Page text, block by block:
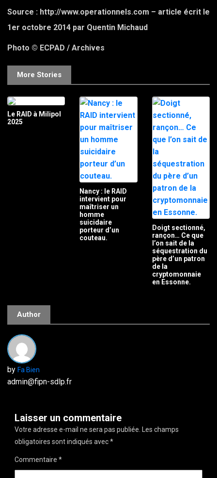
Source : http://www.operationnels.com – article écrit le
1er octobre 2014 par Quentin Michaud
Photo © ECPAD / Archives
More Stories
Le RAID à Milipol
2025
Nancy : le RAID
intervient pour
maîtriser un
homme
suicidaire
porteur d’un
couteau.
Doigt sectionné,
rançon… Ce que
l’on sait de la
séquestration du
père d’un patron
de la
cryptomonnaie
en Essonne.
Author
by Fa Bien
admin@fipn-sdlp.fr
Laisser un commentaire
Votre adresse e-mail ne sera pas publiée. Les champs
obligatoires sont indiqués avec*
Commentaire *